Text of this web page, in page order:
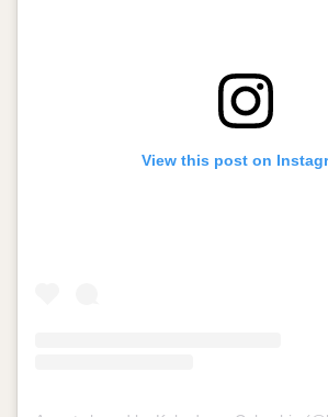
View this post on